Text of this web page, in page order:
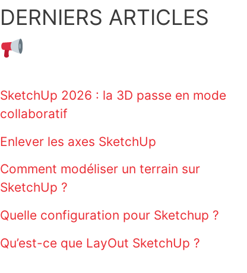
DERNIERS ARTICLES
SketchUp 2026 : la 3D passe en mode
collaboratif
Enlever les axes SketchUp
Comment modéliser un terrain sur
SketchUp ?
Quelle configuration pour Sketchup ?
Qu’est-ce que LayOut SketchUp ?